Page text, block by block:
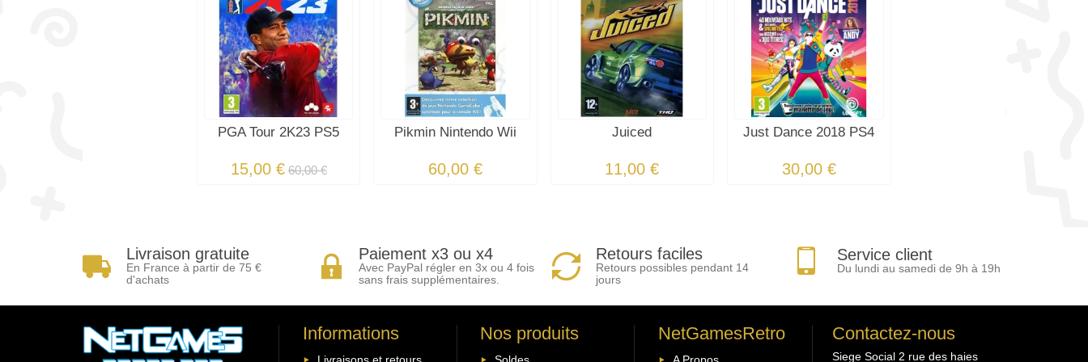
PGA Tour 2K23 PS5
15,00 € 60,00 €
Pikmin Nintendo Wii
60,00 €
Juiced
11,00 €
Just Dance 2018 PS4
30,00 €
Livraison gratuite
En France à partir de 75 €
d'achats
Paiement x3 ou x4
Avec PayPal régler en 3x ou 4 fois
sans frais supplémentaires.
Retours faciles
Retours possibles pendant 14
jours
Service client
Du lundi au samedi de 9h à 19h
Informations
Livraisons et retours
Nos produits
Soldes
NetGamesRetro
A Propos
Contactez-nous
Siege Social 2 rue des haies